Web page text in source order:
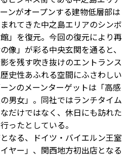
ンがオープンする建物低層部は
れてきた中之島エリアのシンボ
」を復元。今回の復元により再
像」が彩る中央玄関を通ると、
を残す吹き抜けのエントランス
史性あふれる空間にふさわしい
ンのメーンターゲットは「高感
男女」。同社ではランチタイム
だけではなく、休日にも訪れた
ったとしている。
なる、ドイツ・バイエルン王室
ヤー」、関西地方初出店となる